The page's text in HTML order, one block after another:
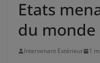
Etats
du monde
Intervenant Extérieur 1